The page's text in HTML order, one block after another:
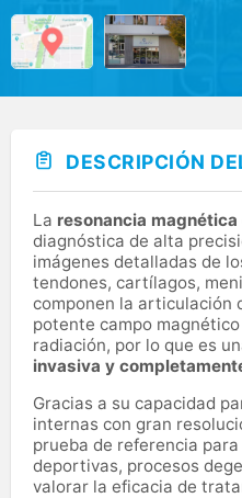
DESCRIPCIÓN
La resonancia
diagnóstica de alta
imágenes detalladas de
tendones, cartílagos,
componen la articulación
potente campo
radiación, por lo que es
invasiva y
Gracias a su capacidad
internas con gran
prueba de referencia
deportivas, procesos
valorar la eficacia de